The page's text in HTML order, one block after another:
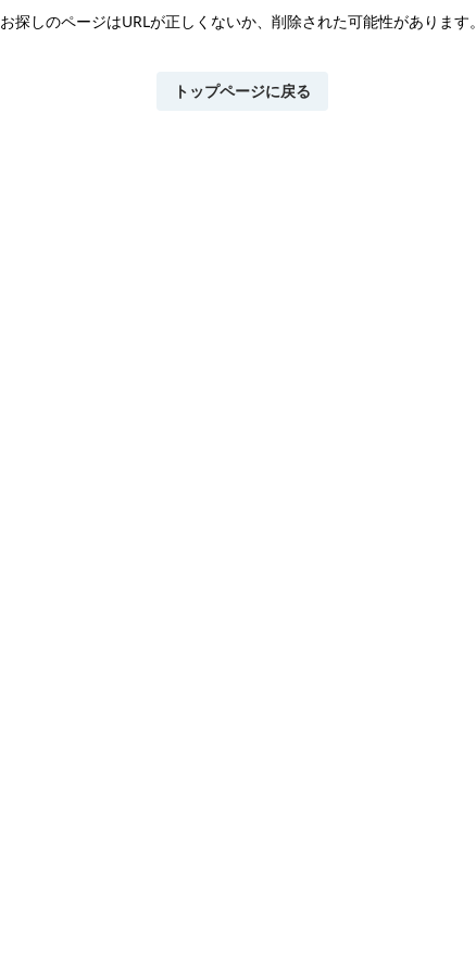
お探しのページはURLが正しくないか、 削除された可能性があります。
トップページに戻る